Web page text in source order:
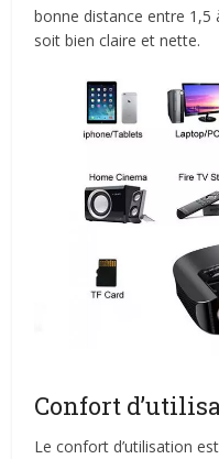
bonne distance entre 1,5
soit bien claire et nette.
Confort
Le confort d’utilisation